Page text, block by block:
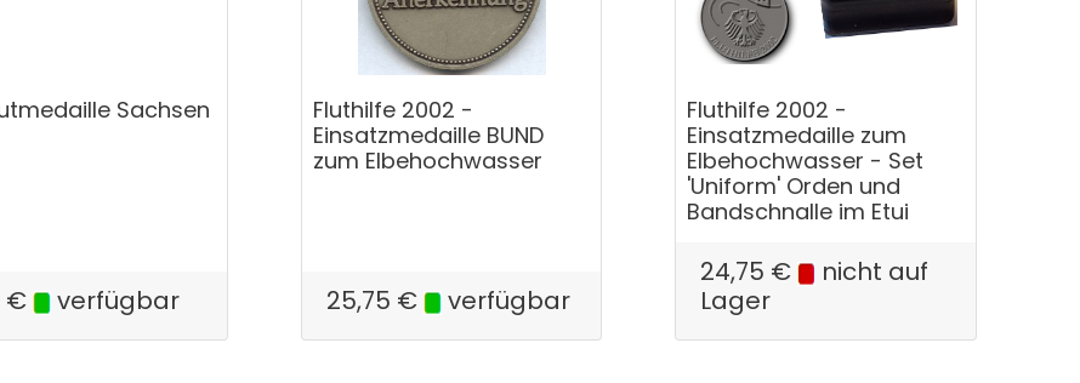
Sachsen
€ verfügbar
Fluthilfe 2002 -
Einsatzmedaille BUND
zum Elbehochwasser
25,75 € verfügbar
Fluthilfe 2002 -
Einsatzmedaille zum
Elbehochwasser - Set
'Uniform' Orden und
Bandschnalle im Etui
24,75 €
nicht auf
Lager